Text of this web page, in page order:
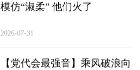
模仿“淑柔” 他们火了
2026-07-31
【党代会最强音】乘风破浪向